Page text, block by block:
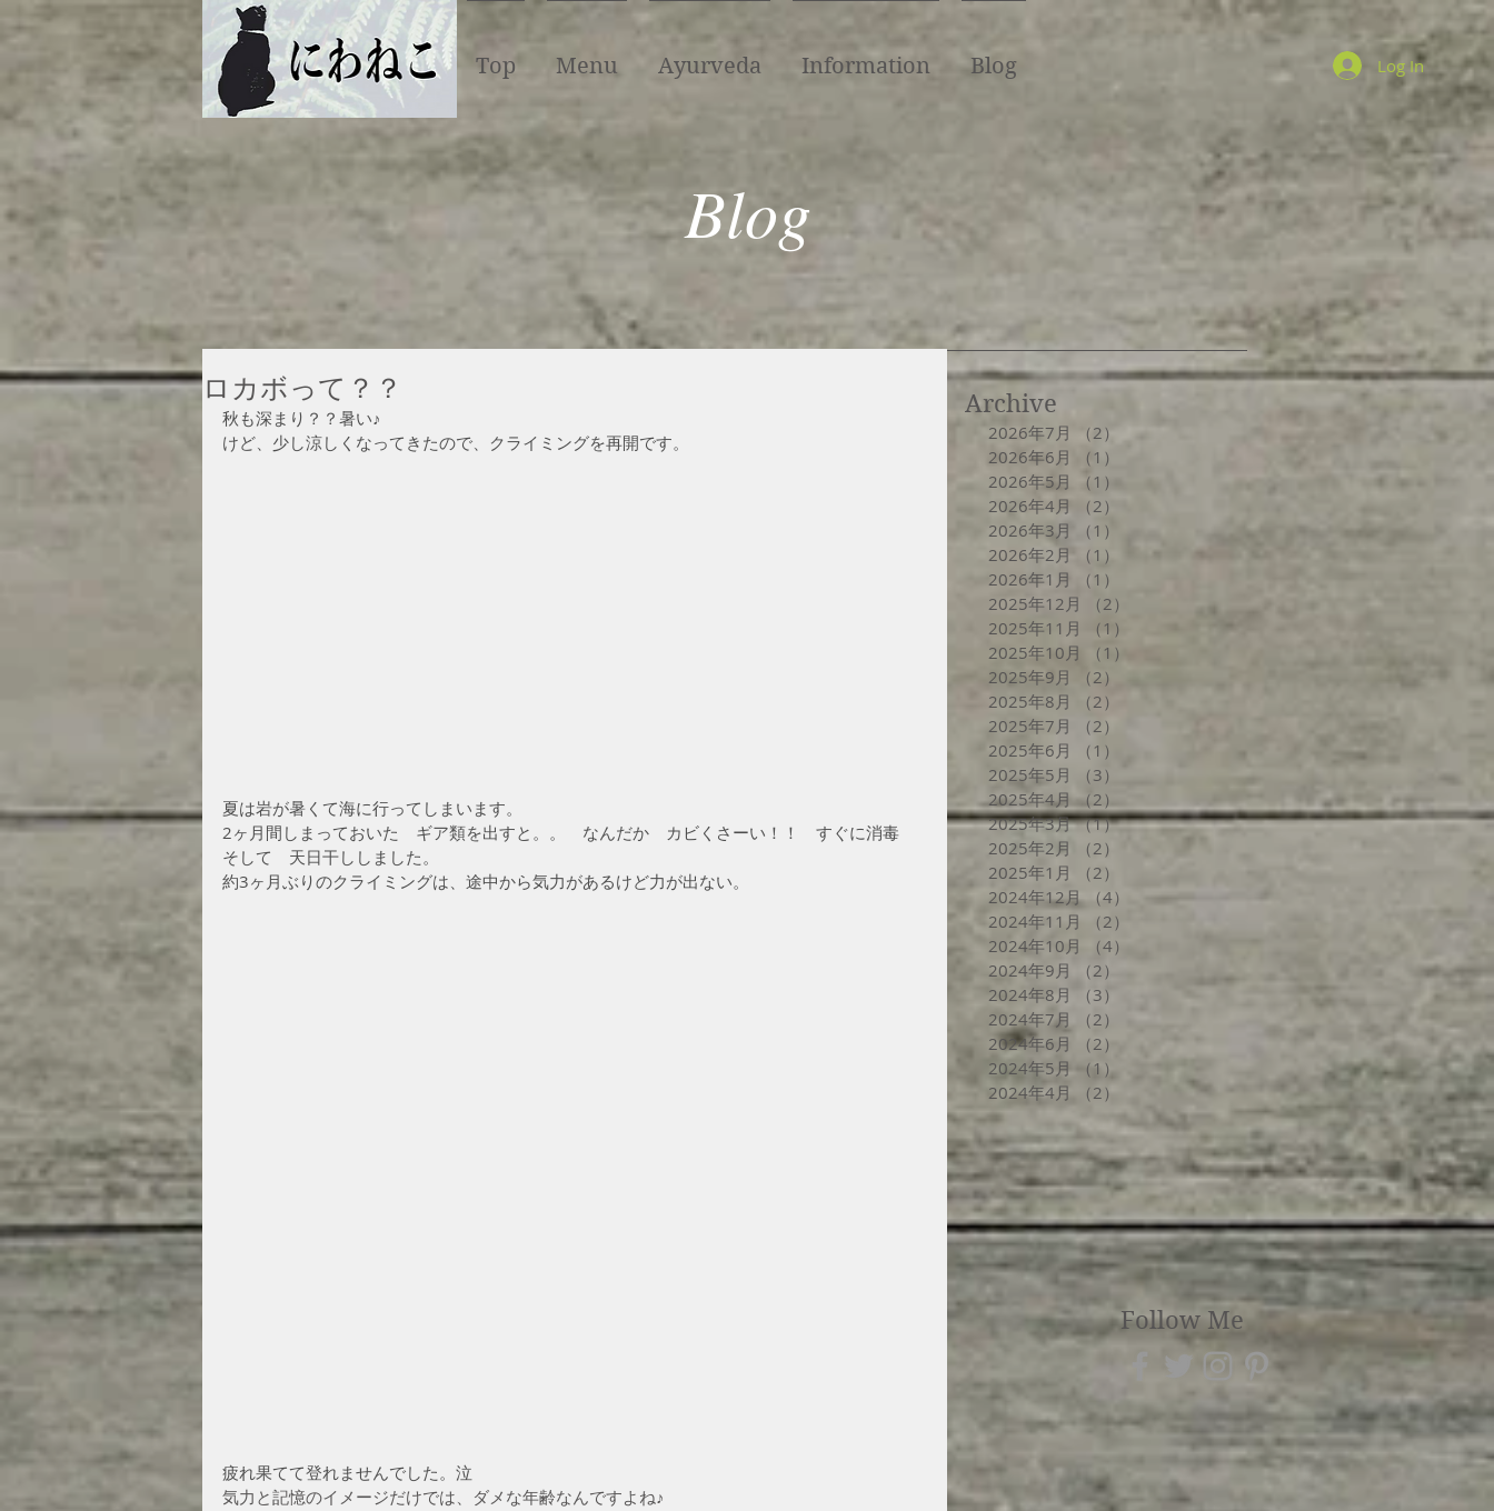
Top Menu Ayurveda Information Blog Log In
Blog
ロカボって？？
秋も深まり？？暑い♪
けど、少し涼しくなってきたので、クライミングを再開です。
夏は岩が暑くて海に行ってしまいます。
2ヶ月間しまっておいた　ギア類を出すと。。　なんだか　カビくさーい！！　すぐに消毒
そして　天日干ししました。
約3ヶ月ぶりのクライミングは、途中から気力があるけど力が出ない。
疲れ果てて登れませんでした。泣
気力と記憶のイメージだけでは、ダメな年齢なんですよね♪
Archive
2026年7月 （2）
2件の記事
2026年6月
（1）
2026年5月
（1）
2026年4月
（2）
2026年3月
（1）
2026年2月
（1）
1件の記事
2026年1月
（1）
2025年12月
（2）
2025年11月
（1）
2025年10月
（1）
2025年9月
（2）
2025年8月
（2）
2025年7月
（2）
2025年6月
（1）
2025年5月
（3）
2025年4月 （2）
2025年3月 （1）1件の記事
2025年2月
（2）
2025年1月
（2）
2024年12月
（4）
4件の記事
2024年11月
（2）
2024年10月
（4）
2024年9月
（2）
2024年8月
（3）
3件の記事
2024年7月
（2）
2024年6月
（2）
2024年5月
（1）
1件の記事
2024年4月
（2） 2件の記事
Follow Me